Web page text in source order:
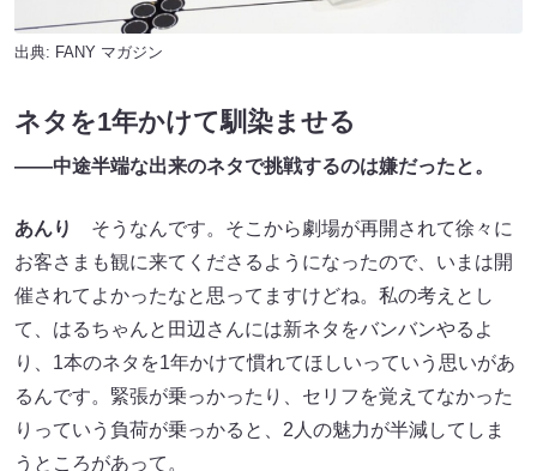
出典: FANY マガジン
ネタを1年かけて馴染ませる
――中途半端な出来のネタで挑戦するのは嫌だったと。
あんり
そうなんです。そこから劇場が再開されて徐々に
お客さまも観に来てくださるようになったので、いまは開
催されてよかったなと思ってますけどね。私の考えとし
て、はるちゃんと田辺さんには新ネタをバンバンやるよ
り、1本のネタを1年かけて慣れてほしいっていう思いがあ
るんです。緊張が乗っかったり、セリフを覚えてなかった
りっていう負荷が乗っかると、2人の魅力が半減してしま
うところがあって。